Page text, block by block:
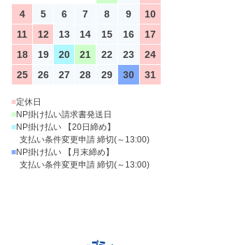
4
5 6 7 8 9
10
11
12 13 14 15 16
17
18
19 20 21 22 23
24
25
26 27 28 29 30 31
■定休日
■NP掛け払い請求書発送日
■NP掛け払い 【20日締め】
支払い条件変更申請 締切(～13:00)
■NP掛け払い 【月末締め】
支払い条件変更申請 締切(～13:00)